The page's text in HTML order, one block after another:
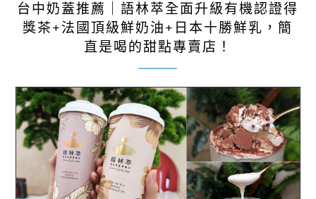
台中奶蓋推薦｜語林萃全面升級有機認證得
獎茶+法國頂級鮮奶油+日本十勝鮮乳，簡
直是喝的甜點專賣店！